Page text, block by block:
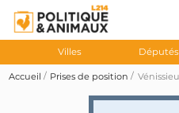
Villes Députés
Accueil Prises de position Vénissieux vote à l'unanimité un vœu pour que « les pouvoirs publics portent une campagne nationale forte en faveur de l'adoption